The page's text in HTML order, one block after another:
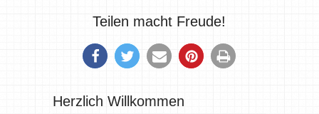
Teilen macht Freude!
Herzlich Willkommen